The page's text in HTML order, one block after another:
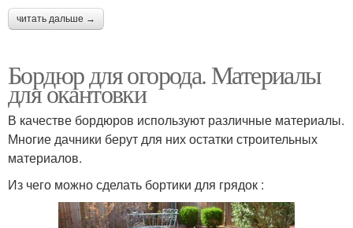
читать дальше →
Бордюр для огорода. Материалы
для окантовки
В качестве бордюров используют различные материалы.
Многие дачники берут для них остатки строительных
материалов.
Из чего можно сделать бортики для грядок :